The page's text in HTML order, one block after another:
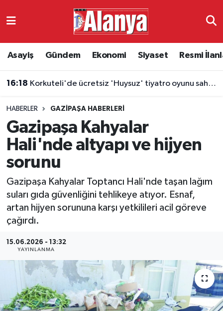
Asayiş Gündem Ekonomi Siyaset Resmi
16:18 Korkuteli'de ücretsiz 'Huysuz' tiyatro oyunu sahnelenecek
HABERLER GAZIPAŞA HABERLERI
Gazipaşa Kahyalar
Hali'nde altyapı ve hijyen
sorunu
Gazipaşa Kahyalar Toptancı Hali'nde taşan lağım
suları gıda güvenliğini tehlikeye atıyor. Esnaf,
artan hijyen sorununa karşı yetkilileri acil göreve
çağırdı.
15.06.2026 - 13:32
YAYINLANMA
Ekonomi
Resmi İlanlar
Alanyaspor
Turizm
E-Gazete
Antalya Namaz Vakitleri
Antalya Trafik Yoğunluk Haritası
Süper Lig Puan Durumu ve Fikstür
Tüm Manşetler
Son Dakika Haberleri
Haber Arşivi